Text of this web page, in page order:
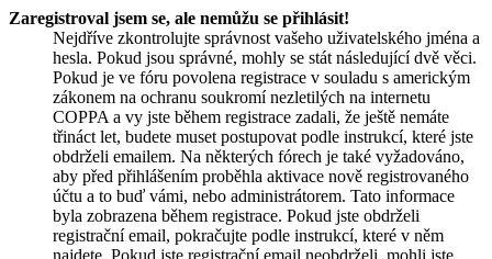
Zaregistroval jsem se, ale nemůžu se přihlásit!
Nejdříve zkontrolujte správnost vašeho uživatelského jména a
hesla. Pokud jsou správné, mohly se stát následující dvě věci.
Pokud je ve fóru povolena registrace v souladu s americkým
zákonem na ochranu soukromí nezletilých na internetu
COPPA a vy jste během registrace zadali, že ještě nemáte
třináct let, budete muset postupovat podle instrukcí, které jste
obdrželi emailem. Na některých fórech je také vyžadováno,
aby před přihlášením proběhla aktivace nově registrovaného
účtu a to buď vámi, nebo administrátorem. Tato informace
byla zobrazena během registrace. Pokud jste obdrželi
registrační email, pokračujte podle instrukcí, které v něm
najdete. Pokud jste registrační email neobdrželi, mohli jste